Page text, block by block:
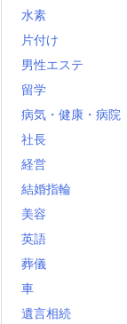
水素
片付け
男性エステ
留学
病気・健康・病院
社長
経営
結婚指輪
美容
英語
葬儀
車
遺言相続